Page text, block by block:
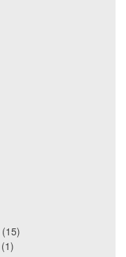
(15)
(1)